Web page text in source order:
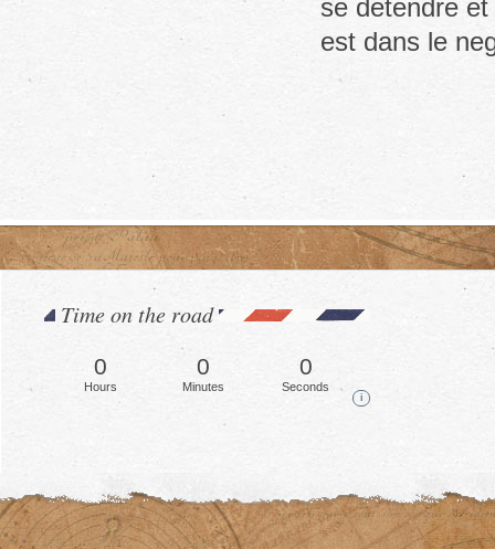
se detendre
est dans le
Time on the road
0
Hours
0
Minutes
0
Seconds
i